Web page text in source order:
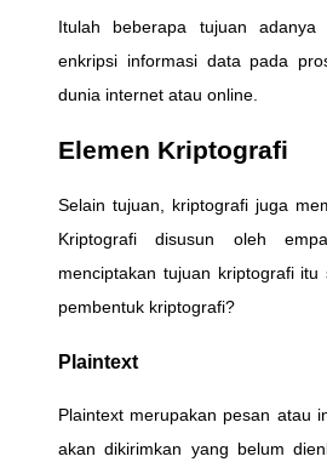
Itulah beberapa tujuan adanya
enkripsi informasi data pada
dunia internet atau online.
Elemen Kriptografi
Selain tujuan, kriptografi juga
Kriptografi disusun oleh
menciptakan tujuan kriptografi
pembentuk kriptografi?
Plaintext
Plaintext merupakan pesan atau
akan dikirimkan yang belum